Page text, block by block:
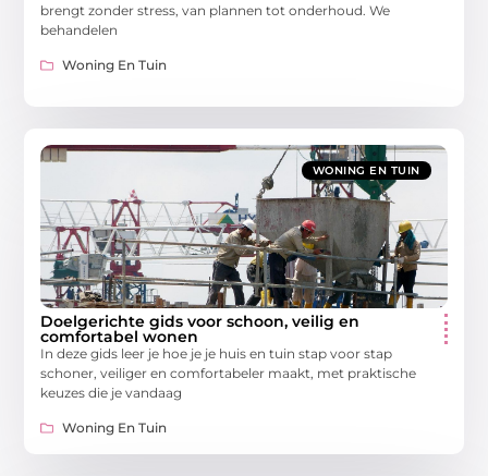
brengt zonder stress, van plannen tot onderhoud. We
behandelen
Woning En Tuin
WONING EN TUIN
Doelgerichte gids voor schoon, veilig en
comfortabel wonen
In deze gids leer je hoe je je huis en tuin stap voor stap
schoner, veiliger en comfortabeler maakt, met praktische
keuzes die je vandaag
Woning En Tuin